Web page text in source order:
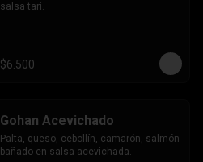
salsa tari.
$6.500
Gohan Acevichado
Palta, queso, cebollín, camarón, salmón
bañado en salsa acevichada.